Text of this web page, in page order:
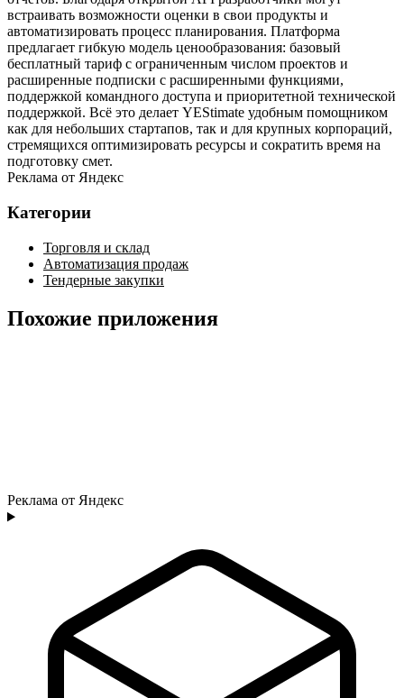
встраивать возможности оценки в свои продукты и
автоматизировать процесс планирования. Платформа
предлагает гибкую модель ценообразования: базовый
бесплатный тариф с ограниченным числом проектов и
расширенные подписки с расширенными функциями,
поддержкой командного доступа и приоритетной технической
поддержкой. Всё это делает YEStimate удобным помощником
как для небольших стартапов, так и для крупных корпораций,
стремящихся оптимизировать ресурсы и сократить время на
подготовку смет.
Реклама от Яндекс
Категории
Торговля и склад
Автоматизация продаж
Тендерные закупки
Похожие приложения
Реклама от Яндекс